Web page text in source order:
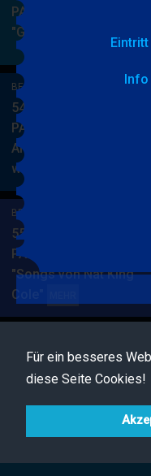
Für ein besseres
diese Seite Cookies!
PARKSIDE STUDIOS
"Gypsy Jazz"
&
BERRY BLUE & BAND
54. JAZZ Matinee in den
PARKSIDE STUDIOS
American Songbook
wunderbare Musik
BERRY BLUE & BAND
55. JAZZ Matinee in den
PARKSIDE STUDIOS
"Songs von Nat King
Cole"
BAND
BERRY BLUE & FRIENDS
Live Jazz im MAMPF
&
Eintritt
Info